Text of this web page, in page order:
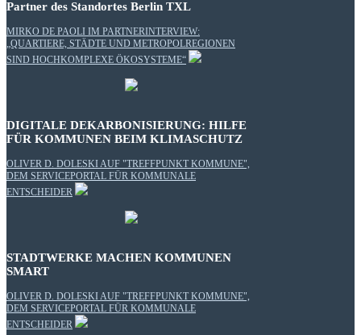
Partner des Standortes Berlin TXL
MIRKO DE PAOLI IM PARTNERINTERVIEW:
„QUARTIERE, STÄDTE UND METROPOLREGIONEN
SIND HOCHKOMPLEXE ÖKOSYSTEME“
DIGITALE DEKARBONISIERUNG: HILFE
FÜR KOMMUNEN BEIM KLIMASCHUTZ
OLIVER D. DOLESKI AUF "TREFFPUNKT KOMMUNE",
DEM SERVICEPORTAL FÜR KOMMUNALE
ENTSCHEIDER
STADTWERKE MACHEN KOMMUNEN
SMART
OLIVER D. DOLESKI AUF "TREFFPUNKT KOMMUNE",
DEM SERVICEPORTAL FÜR KOMMUNALE
ENTSCHEIDER